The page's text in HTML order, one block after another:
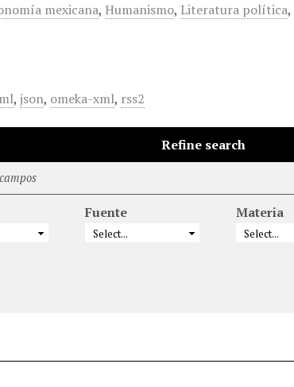
mexicana, Humanismo, Literatura política,
,json, omeka-xml, rss2
Refine search
Fuente Materia